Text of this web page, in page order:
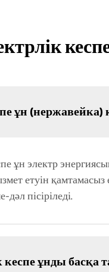
ұн
ұн электр
етуін
пісіріледі.
ұнды